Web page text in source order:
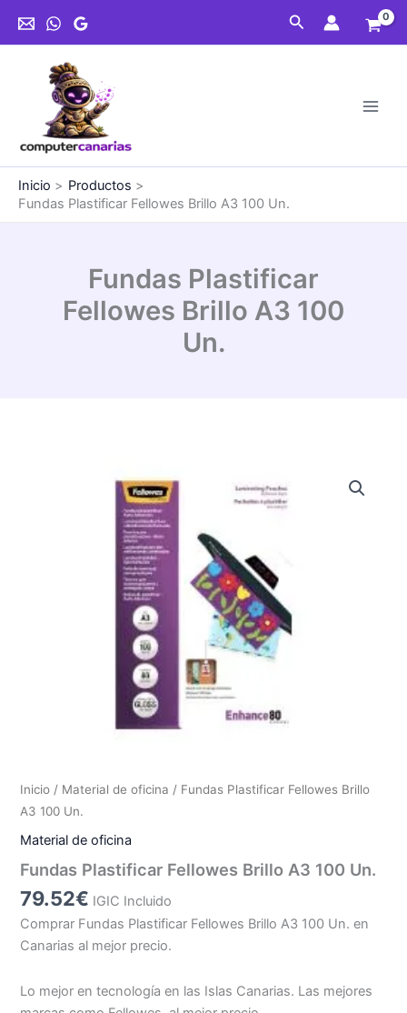
Buscar
Inicio
Productos
Fundas Plastificar Fellowes Brillo A3 100 Un.
Fundas Plastificar
Fellowes Brillo A3 100
Un.
Inicio / Material de oficina / Fundas Plastificar Fellowes Brillo
A3 100 Un.
Material de oficina
Fundas Plastificar Fellowes Brillo A3 100 Un.
79.52€ IGIC Incluido
Comprar Fundas Plastificar Fellowes Brillo A3 100 Un. en
Canarias al mejor precio.
Lo mejor en tecnología en las Islas Canarias. Las mejores
Brillo
A3
cantidad